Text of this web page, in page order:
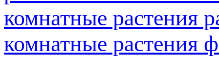
комнатные растения
комнатные растения